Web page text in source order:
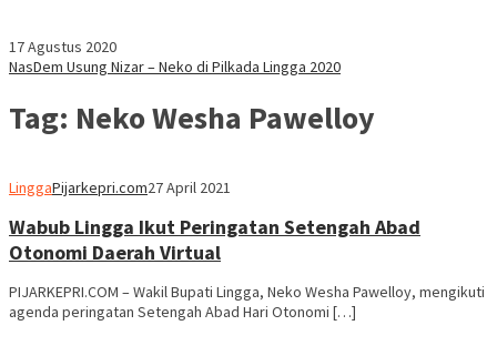
17 Agustus 2020
NasDem Usung Nizar – Neko di Pilkada Lingga 2020
Tag: Neko Wesha Pawelloy
LinggaPijarkepri.com27 April 2021
Wabub Lingga Ikut Peringatan Setengah Abad
Otonomi Daerah Virtual
PIJARKEPRI.COM – Wakil Bupati Lingga, Neko Wesha Pawelloy, mengikuti
agenda peringatan Setengah Abad Hari Otonomi […]